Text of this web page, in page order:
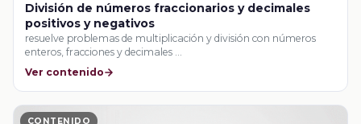
División de números fraccionarios y decimales
positivos y negativos
resuelve problemas de multiplicación y división con números
enteros, fracciones y decimales …
Ver contenido
CONTENIDO